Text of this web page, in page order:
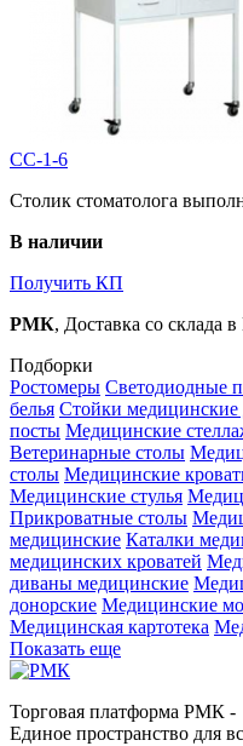
СС-1-6
Столик стоматолога
В наличии
Получить КП
РМК, Доставка со склада
Подборки
Ростомеры Светодиодные
белья Стойки медицинские
посты Медицинские
Ветеринарные столы
столы Медицинские
Медицинские стулья
Прикроватные столы
медицинские Каталки
медицинских кроватей
диваны медицинские
донорские Медицинские
Медицинская картотека
Показать еще
Торговая платформа РМК -
Единое пространство для